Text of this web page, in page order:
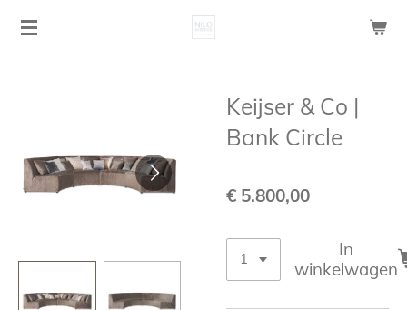
Ga
Keijser & Co |
Bank Circle
€ 5.800,00
In
winkelwagen